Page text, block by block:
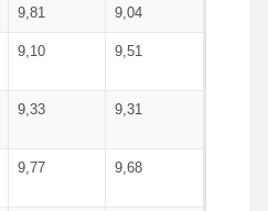
9,81 9,04
9,10 9,51
9,33 9,31
9,77 9,68